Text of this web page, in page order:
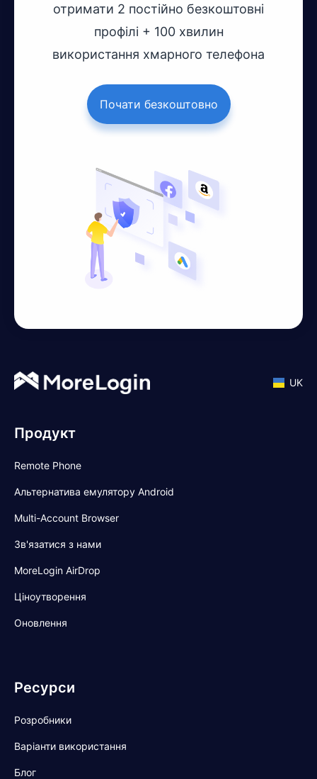
отримати 2 постійно безкоштовні
профілі + 100 хвилин
використання хмарного телефона
Почати безкоштовно
UK
Продукт
Remote Phone
Альтернатива емулятору Android
Multi-Account Browser
Зв'язатися з нами
MoreLogin AirDrop
Ціноутворення
Оновлення
Ресурси
Розробники
Варіанти використання
Блог